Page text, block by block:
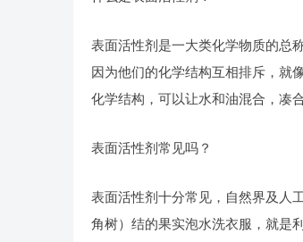
表面活性剂是一大类化学物质的总
因为他们的化学结构互相排斥，就
化学结构，可以让水和油混合，凑
表面活性剂常见吗？
表面活性剂十分常见，自然界及人
角树）结的果实泡水洗衣服，就是